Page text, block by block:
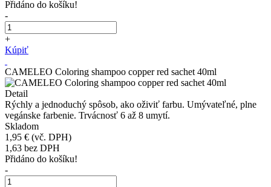
Přidáno do košíku!
-
+
Kúpiť
CAMELEO Coloring shampoo copper red sachet 40ml
Detail
Rýchly a jednoduchý spôsob, ako oživiť farbu. Umývateľné, plne
vegánske farbenie. Trvácnosť 6 až 8 umytí.
Skladom
1,95 € (vč. DPH)
1,63 bez DPH
Přidáno do košíku!
-